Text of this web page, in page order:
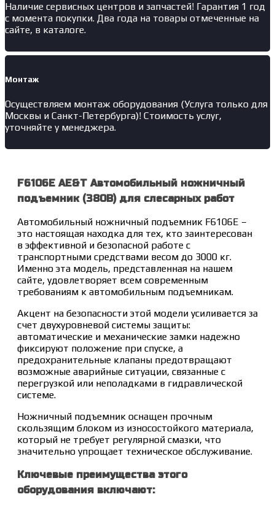
Наличие сервисных центров и запчастей! Гарантия 1 год
с момента покупки. Два года на товары отмеченные на
сайте, в каталоге.
Монтаж
Осуществляем монтаж оборудования (Услуга только для
Москвы и Санкт-Петербурга)! Стоимость услуг,
уточняйте у менеджера.
F6106E AE&T Автомобильный ножничный
подъемник (380В) для слесарных работ
Автомобильный ножничный подъемник F6106E –
это настоящая находка для тех, кто заинтересован
в эффективной и безопасной работе с
транспортными средствами весом до 3000 кг.
Именно эта модель, представленная на нашем
сайте, удовлетворяет всем современным
требованиям к автомобильным подъемникам.
Акцент на безопасности этой модели усиливается за
счет двухуровневой системы защиты:
автоматические и механические замки надежно
фиксируют положение при спуске, а
предохранительные клапаны предотвращают
возможные аварийные ситуации, связанные с
перегрузкой или неполадками в гидравлической
системе.
Ножничный подъемник оснащен прочным
скользящим блоком из износостойкого материала,
который не требует регулярной смазки, что
значительно упрощает техническое обслуживание.
Ключевые преимущества этого
оборудования включают: